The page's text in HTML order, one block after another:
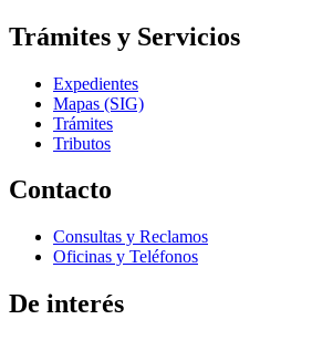
Trámites y Servicios
Expedientes
Mapas (SIG)
Trámites
Tributos
Contacto
Consultas y Reclamos
Oficinas y Teléfonos
De interés